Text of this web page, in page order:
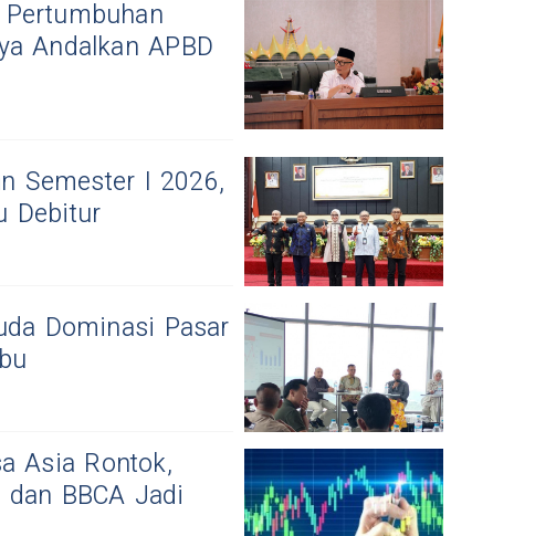
Andalkan APBD
Semester I 2026,
Debitur
Dominasi Pasar
Asia Rontok,
BBCA Jadi